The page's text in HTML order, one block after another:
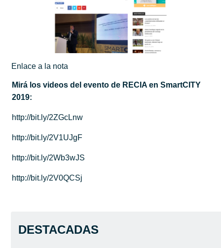
Enlace a la nota
Mirá los videos del evento de RECIA en SmartCITY
2019:
http://bit.ly/2ZGcLnw
http://bit.ly/2V1UJgF
http://bit.ly/2Wb3wJS
http://bit.ly/2V0QCSj
DESTACADAS